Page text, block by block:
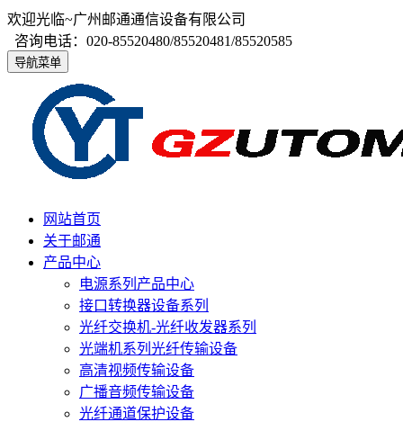
欢迎光临~广州邮通通信设备有限公司
咨询电话：020-85520480/85520481/85520585
导航菜单
网站首页
关于邮通
产品中心
电源系列产品中心
接口转换器设备系列
光纤交换机-光纤收发器系列
光端机系列光纤传输设备
高清视频传输设备
广播音频传输设备
光纤通道保护设备